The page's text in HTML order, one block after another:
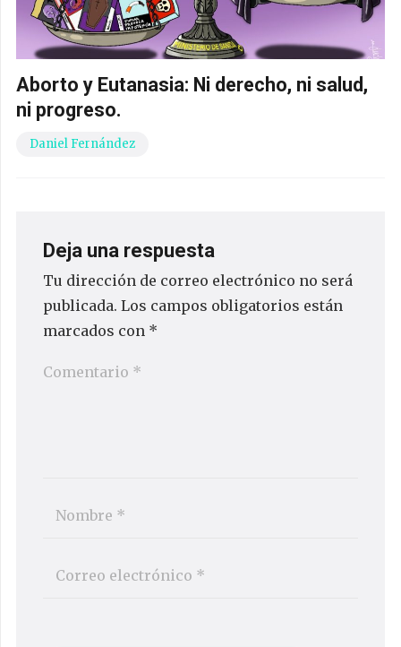
Aborto y Eutanasia: Ni derecho, ni salud,
ni progreso.
Daniel Fernández
Deja una respuesta
Tu dirección de correo electrónico no será
publicada. Los campos obligatorios están
marcados con *